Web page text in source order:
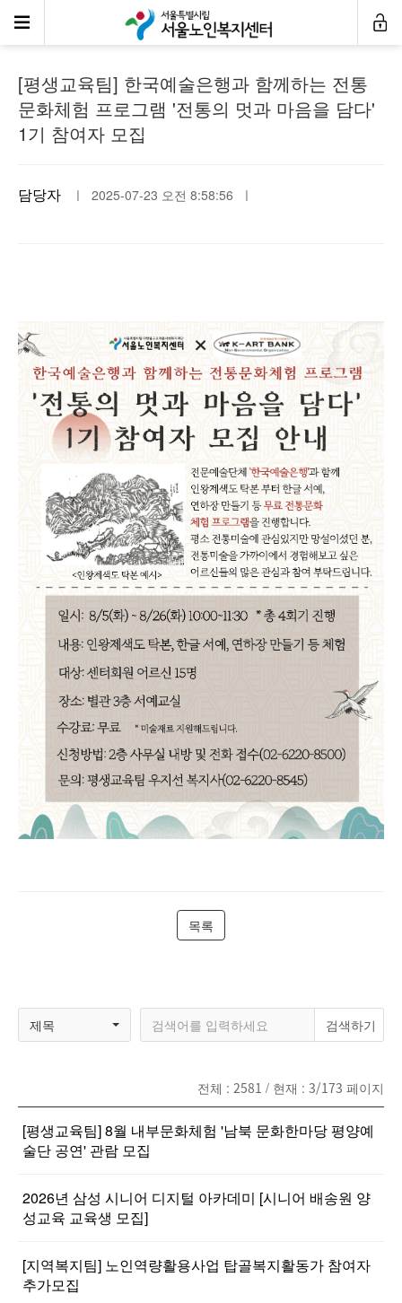
공지사항
[평생교육팀] 한국예술은행과 함께하는 전통
문화체험 프로그램 '전통의 멋과 마음을 담다'
1기 참여자 모집
담당자 ㅣ 2025-07-23 오전 8:58:56 ㅣ
목록
제목
전체 : 2581 / 현재 : 3/173 페이지
[평생교육팀] 8월 내부문화체험 '남북 문화한마당 평양예
술단 공연' 관람 모집
2026년 삼성 시니어 디지털 아카데미 [시니어 배송원 양
성교육 교육생 모집]
[지역복지팀] 노인역량활용사업 탑골복지활동가 참여자
추가모집